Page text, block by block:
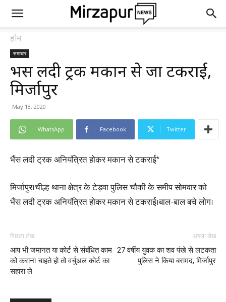
होम
समाचार
भैंस लदी ट्रक मकान से जा टकराई,
मिर्जापुर
May 18, 2020
WhatsApp Facebook Twitter
भैंस लदी ट्रक अनियंत्रित होकर मकान से टकराई*
मिर्जापुर।चील्ह थाना क्षेत्र के टेड़वा पुलिस चौकी के समीप सोमवार को
भैंस लदी ट्रक अनियंत्रित होकर मकान से टकराई।बाल-बाल बचे लोग।
पिछला लेख
आप भी जमानत या कोर्ट से संबंधित काम
को कराना चाहते हो तो वर्चुअल कोर्ट का
सहारा ले
अगला लेख
27 वर्षीय युवक का शव पंखे से लटकता
पुलिस ने किया बरामद, मिर्जापुर